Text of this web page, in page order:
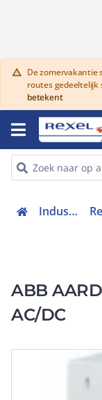
warning De zomervakantie
routes gedeeltelijk
betekent
Industriele componenten
ABB
AC/DC